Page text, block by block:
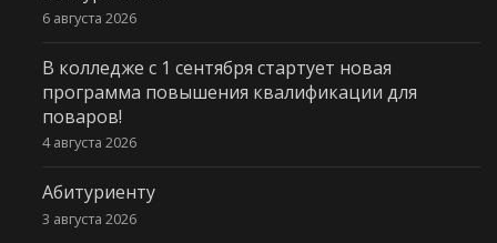
6 августа 2026
В колледже с 1 сентября стартует новая
программа повышения квалификации для
поваров!
4 августа 2026
Абитуриенту
3 августа 2026